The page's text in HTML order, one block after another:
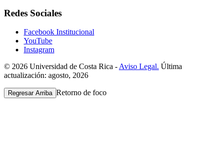
Redes Sociales
Facebook Institucional
YouTube
Instagram
© 2026 Universidad de Costa Rica - Aviso Legal. Última
actualización: agosto, 2026
Regresar Arriba Retorno de foco